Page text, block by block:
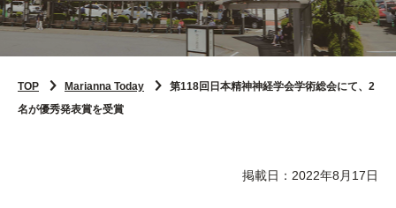
TOP Marianna Today
第118回日本精神神経学会学術総会にて、2
名が優秀発表賞を受賞
掲載日：2022年8月17日